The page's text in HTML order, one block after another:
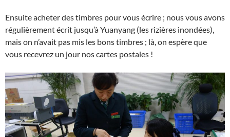
Ensuite acheter des timbres pour vous écrire ; nous vous avons
régulièrement écrit jusqu’à Yuanyang (les rizières inondées),
mais on n’avait pas mis les bons timbres ; là, on espère que
vous recevrez un jour nos cartes postales !